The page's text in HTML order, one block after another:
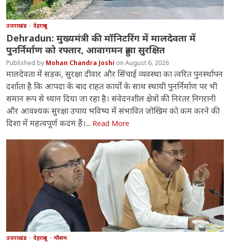
उत्तराखंड देहरादून
Dehradun: मुख्यमंत्री की मॉनिटरिंग में मालदेवता में
पुनर्निर्माण को रफ्तार, आवागमन हुआ सुरक्षित
Mohan Chandra Joshi August 6, 2026
मालदेवता में सड़क, सुरक्षा दीवार और सिंचाई व्यवस्था का त्वरित पुनर्स्थापन
दर्शाता है कि आपदा के बाद राहत कार्यों के साथ स्थायी पुनर्निर्माण पर भी
समान रूप से ध्यान दिया जा रहा है। संवेदनशील क्षेत्रों की निरंतर निगरानी
और आवश्यक सुरक्षा उपाय भविष्य में संभावित जोखिम को कम करने की
दिशा में महत्वपूर्ण कदम हैं।... Read More
उत्तराखंड देहरादून मौसम